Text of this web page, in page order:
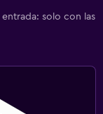
solo con las